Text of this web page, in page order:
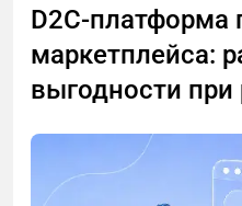
D2C-платформа
маркетплейса:
выгодности при